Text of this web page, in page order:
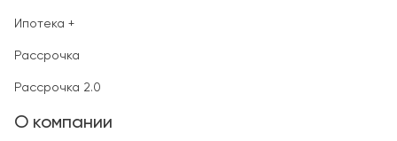
Ипотека +
Рассрочка
Рассрочка 2.0
О компании